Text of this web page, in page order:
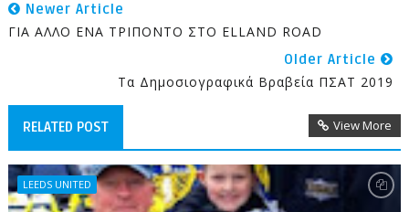
Newer Article
ΓΙΑ ΑΛΛΟ ΕΝΑ ΤΡΙΠΟΝΤΟ ΣΤΟ ELLAND ROAD
Older Article
Τα Δημοσιογραφικά Βραβεία ΠΣΑΤ 2019
RELATED POST View More
LEEDS UNITED